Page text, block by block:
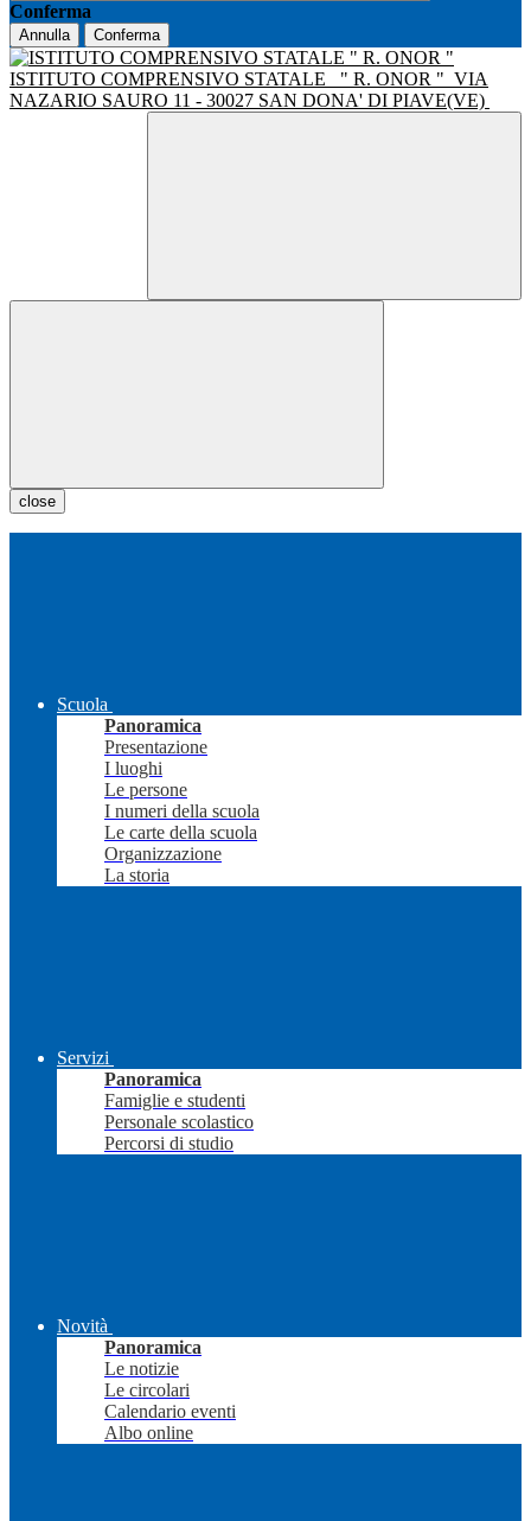
Conferma
Annulla Conferma
ISTITUTO COMPRENSIVO STATALE " R. ONOR " VIA
NAZARIO SAURO 11 - 30027 SAN DONA' DI PIAVE(VE)
close
Scuola
Panoramica
Presentazione
I luoghi
Le persone
I numeri della scuola
Le carte della scuola
Organizzazione
La storia
Servizi
Panoramica
Famiglie e studenti
Personale scolastico
Percorsi di studio
Novità
Panoramica
Le notizie
Le circolari
Calendario eventi
Albo online